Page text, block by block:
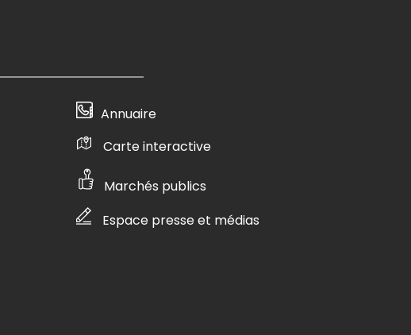
Annuaire
Carte interactive
Marchés publics
Espace presse et médias